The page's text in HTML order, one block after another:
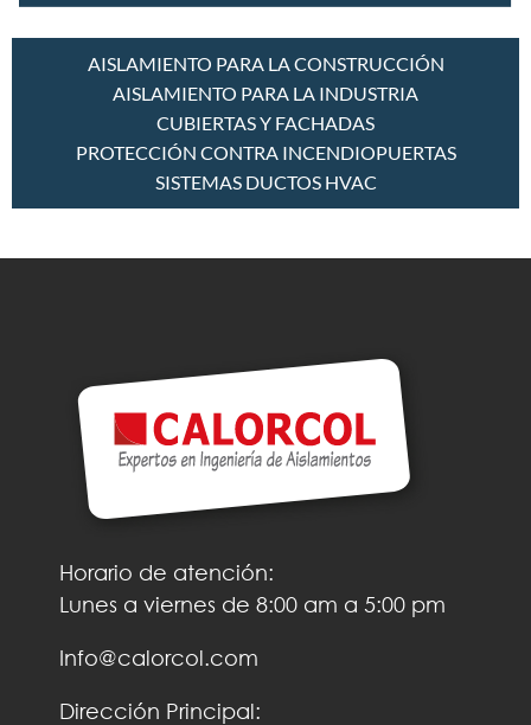
AISLAMIENTO PARA LA CONSTRUCCIÓN
AISLAMIENTO PARA LA INDUSTRIA
CUBIERTAS Y FACHADAS
PROTECCIÓN CONTRA INCENDIOPUERTAS
SISTEMAS DUCTOS HVAC
Horario de atención:
Lunes a viernes de 8:00 am a 5:00 pm
Info@calorcol.com
Dirección Principal: